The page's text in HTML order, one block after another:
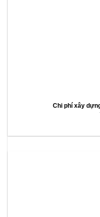
Chi phí xây